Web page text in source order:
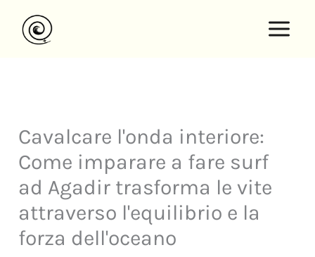
contenuto
Cavalcare l'onda interiore:
Come imparare a fare surf
ad Agadir trasforma le vite
attraverso l'equilibrio e la
forza dell'oceano